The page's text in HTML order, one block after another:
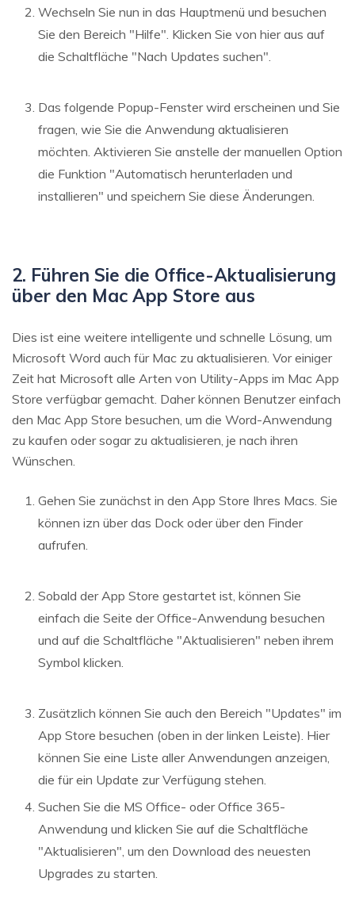
Wechseln Sie nun in das Hauptmenü und besuchen
Sie den Bereich "Hilfe". Klicken Sie von hier aus auf
die Schaltfläche "Nach Updates suchen".
Das folgende Popup-Fenster wird erscheinen und Sie
fragen, wie Sie die Anwendung aktualisieren
möchten. Aktivieren Sie anstelle der manuellen Option
die Funktion "Automatisch herunterladen und
installieren" und speichern Sie diese Änderungen.
2. Führen Sie die Office-Aktualisierung
über den Mac App Store aus
Dies ist eine weitere intelligente und schnelle Lösung, um
Microsoft Word auch für Mac zu aktualisieren. Vor einiger
Zeit hat Microsoft alle Arten von Utility-Apps im Mac App
Store verfügbar gemacht. Daher können Benutzer einfach
den Mac App Store besuchen, um die Word-Anwendung
zu kaufen oder sogar zu aktualisieren, je nach ihren
Wünschen.
Gehen Sie zunächst in den App Store Ihres Macs. Sie
können izn über das Dock oder über den Finder
aufrufen.
Sobald der App Store gestartet ist, können Sie
einfach die Seite der Office-Anwendung besuchen
und auf die Schaltfläche "Aktualisieren" neben ihrem
Symbol klicken.
Zusätzlich können Sie auch den Bereich "Updates" im
App Store besuchen (oben in der linken Leiste). Hier
können Sie eine Liste aller Anwendungen anzeigen,
die für ein Update zur Verfügung stehen.
Suchen Sie die MS Office- oder Office 365-
Anwendung und klicken Sie auf die Schaltfläche
"Aktualisieren", um den Download des neuesten
Upgrades zu starten.